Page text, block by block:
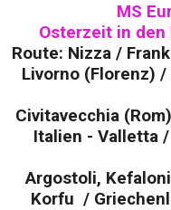
MS
Osterzeit in
Route: Nizza /
Livorno (Florenz)
Civitavecchia
Italien - Valletta
Argostoli,
Korfu /